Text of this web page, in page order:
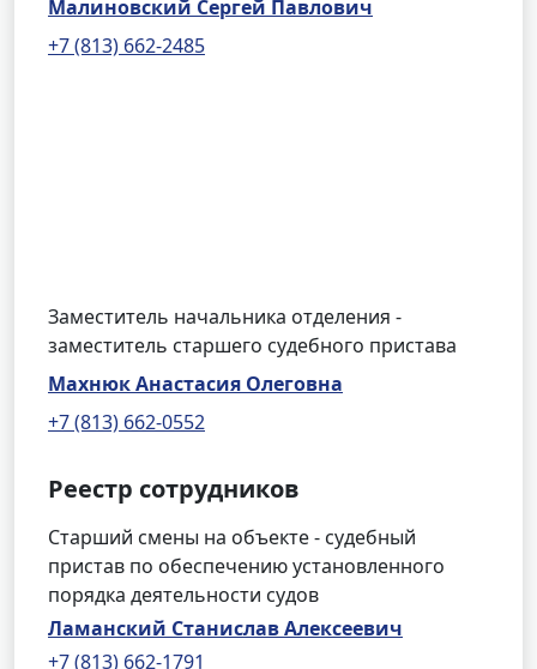
Малиновский Сергей Павлович
+7 (813) 662-2485
Заместитель начальника отделения -
заместитель старшего судебного пристава
Махнюк Анастасия Олеговна
+7 (813) 662-0552
Реестр сотрудников
Старший смены на объекте - судебный
пристав по обеспечению установленного
порядка деятельности судов
Ламанский Станислав Алексеевич
+7 (813) 662-1791